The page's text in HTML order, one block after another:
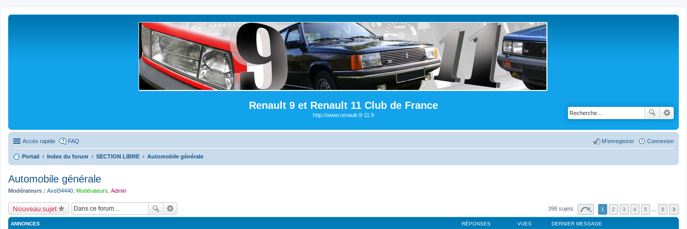
Renault 9 et Renault 11 Club de France
http://www.renault-9-11.fr
Accès rapide FAQ Connexion
M’enregistrer
Portail Index du forum SECTION LIBRE Automobile générale
Automobile générale
Modérateurs : Axel34440 Modérateurs Admin
Nouveau sujet 398 sujets 1 2 3 4 5 8
ANNONCES RÉPONSES VUES DERNIER MESSAGE